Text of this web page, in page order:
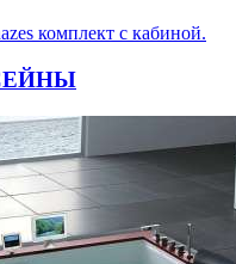
комплект с кабиной.